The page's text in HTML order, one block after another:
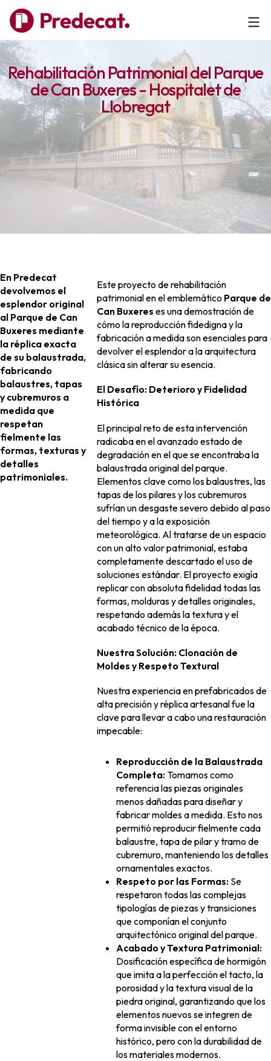
Rehabilitación Patrimonial del Parque
de Can Buxeres - Hospitalet de
Llobregat
En Predecat
devolvemos el
esplendor original
al Parque de Can
Buxeres mediante
la réplica exacta
de su balaustrada,
fabricando
balaustres, tapas
y cubremuros a
medida que
respetan
fielmente las
formas, texturas y
detalles
patrimoniales.
Este proyecto de rehabilitación
patrimonial en el emblemático Parque de
Can Buxeres es una demostración de
cómo la reproducción fidedigna y la
fabricación a medida son esenciales para
devolver el esplendor a la arquitectura
clásica sin alterar su esencia.
El Desafío: Deterioro y Fidelidad
Histórica
El principal reto de esta intervención
radicaba en el avanzado estado de
degradación en el que se encontraba la
balaustrada original del parque.
Elementos clave como los balaustres, las
tapas de los pilares y los cubremuros
sufrían un desgaste severo debido al paso
del tiempo y a la exposición
meteorológica. Al tratarse de un espacio
con un alto valor patrimonial, estaba
completamente descartado el uso de
soluciones estándar. El proyecto exigía
replicar con absoluta fidelidad todas las
formas, molduras y detalles originales,
respetando además la textura y el
acabado técnico de la época.
Nuestra Solución: Clonación de
Moldes y Respeto Textural
Nuestra experiencia en prefabricados de
alta precisión y réplica artesanal fue la
clave para llevar a cabo una restauración
impecable:
Reproducción de la Balaustrada
Completa:Tomamos como
referencia las piezas originales
menos dañadas para diseñar y
fabricar moldes a medida. Esto nos
permitió reproducir fielmente cada
balaustre, tapa de pilar y tramo de
cubremuro, manteniendo los detalles
ornamentales exactos.
Respeto por las Formas: Se
respetaron todas las complejas
tipologías de piezas y transiciones
que componían el conjunto
arquitectónico original del parque.
Acabado y Textura Patrimonial:
Dosificación específica de hormigón
que imita a la perfección el tacto, la
porosidad y la textura visual de la
piedra original, garantizando que los
elementos nuevos se integren de
forma invisible con el entorno
histórico, pero con la durabilidad de
los materiales modernos.